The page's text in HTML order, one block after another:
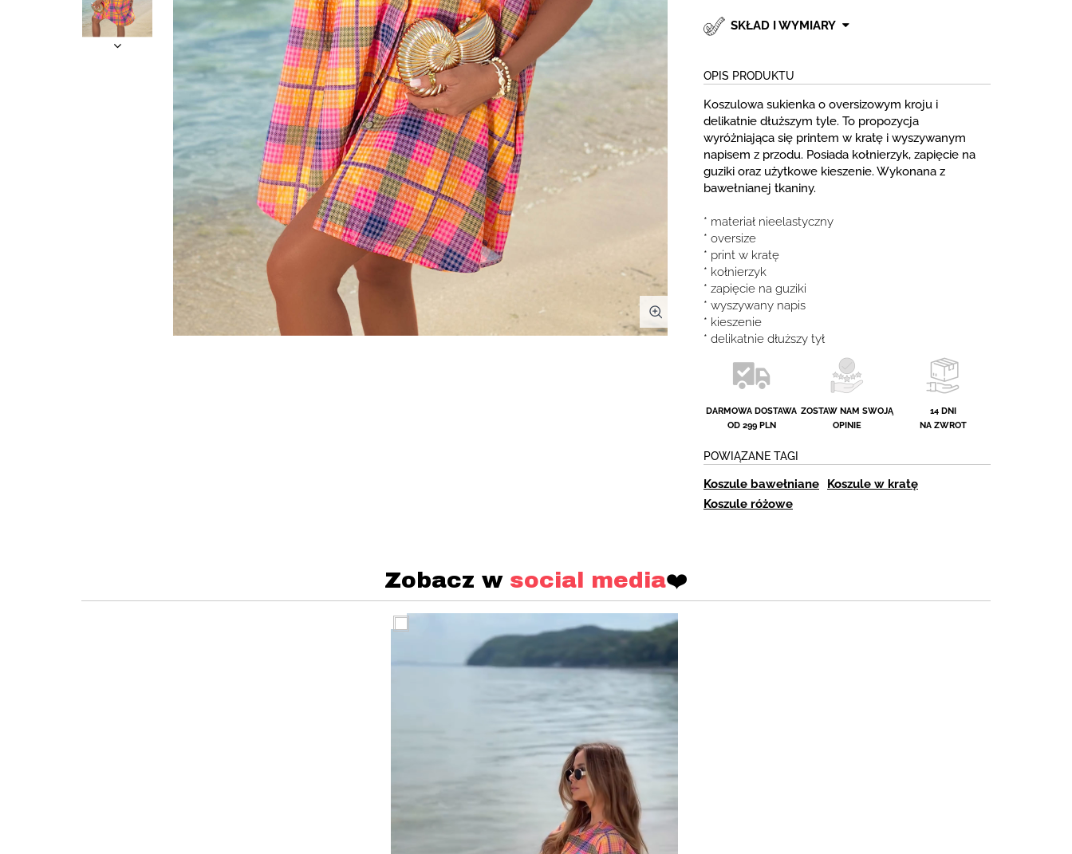
SKŁAD I WYMIARY
OPIS PRODUKTU
Koszulowa sukienka o oversizowym kroju i
delikatnie dłuższym tyle. To propozycja
wyróżniająca się printem w kratę i wyszywanym
napisem z przodu. Posiada kołnierzyk, zapięcie na
guziki oraz użytkowe kieszenie. Wykonana z
bawełnianej tkaniny.
* materiał nieelastyczny
* oversize
* print w kratę
* kołnierzyk
* zapięcie na guziki
* wyszywany napis
* kieszenie
* delikatnie dłuższy tył
DARMOWA DOSTAWA
OD 299 PLN
ZOSTAW NAM SWOJĄ
OPINIE
14 DNI
NA ZWROT
POWIĄZANE TAGI
Koszule bawełniane
Koszule w kratę
Koszule różowe
Zobacz w social media❤️